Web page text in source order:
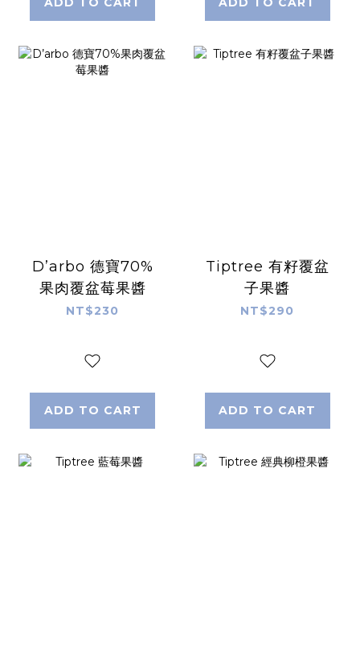
D’arbo 德寶70%
果肉覆盆莓果醬
NT$230
ADD TO CART
Tiptree 有籽覆盆
子果醬
NT$290
ADD TO CART